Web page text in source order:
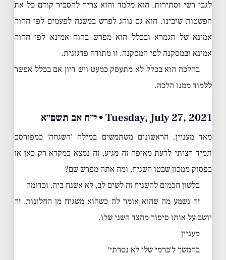
לגבי רשי וסתירות. הוא מלמד והוא צריך להסביר קודם כל את
הפשטות שיבינו. הוא גם נוהג לפרש במשנה לפעמים לפי ההוה
אמינא של הגמרא ובכלל הוא מפרש בהוה אמינא לפי ההוה
אמינא ובמסקנה לפי המסקנה. זו מתודה פדגוגית.
בהלכה הוא בכלל לא מתעסק כמעט ויש דיון אם בכלל אפשר
ללמוד ממנו הלכה.
Tuesday, July 27, 2021 • י״ח אב תשפ״א
מאד מעניין. הראשונים משתמשים במילה ‘השגחה׳ כמפורסם
תמיד רציתי לדעת מאיפה זה מגיע, זה נמצא במקרא רק כאן או
בפסוק ממכון שבטו השגיח, ומה אתה מפרש שם?
בלשון חכמים להשגיח זה לשים לב, לא אשגח ביה, וכדומה
זה נשמע מה שהוא אומר לה כשהוא משגיח מן החלונות, זה
יושב על אותו סיפור מהצד השני שלו.
מעניין
בהמשך ל׳כרמי שלי לא נטרתי׳